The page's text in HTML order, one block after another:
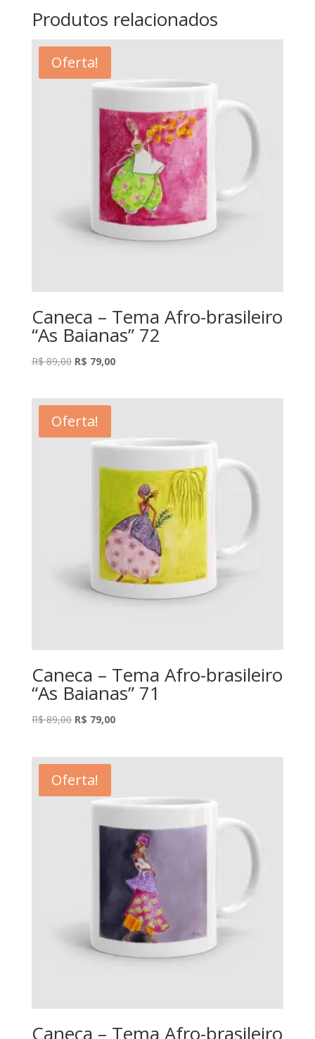
Produtos relacionados
Oferta!
Caneca – Tema Afro-brasileiro
“As Baianas” 72
R$89,00 O
era:
R$ 89,00.
R$ 79,00O
Oferta!
Caneca – Tema Afro-brasileiro
“As Baianas” 71
R$89,00 O
era:
R$ 89,00.
R$ 79,00O
Oferta!
Caneca – Tema Afro-brasileiro